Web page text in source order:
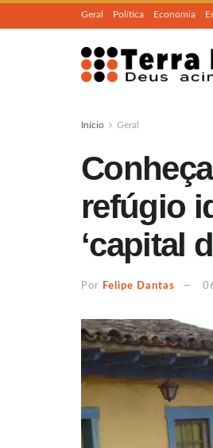
Geral Política Economia
Início Geral
refúgio
‘capital
Por Felipe Dantas